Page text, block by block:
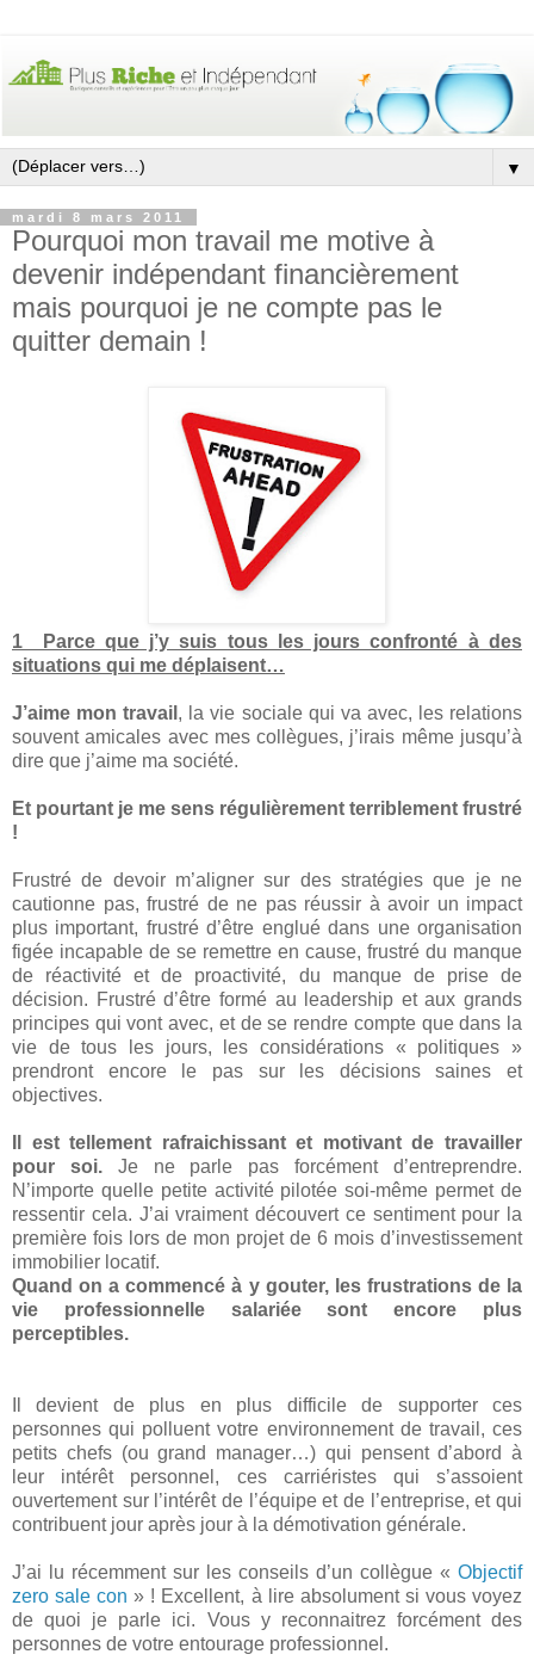
▼
mardi 8 mars 2011
Pourquoi mon travail me motive à
devenir indépendant financièrement
mais pourquoi je ne compte pas le
quitter demain !
1 Parce que j’y suis tous les jours confronté à des
situations qui me déplaisent…
J’aime mon travail , la vie sociale qui va avec, les relations
souvent amicales avec mes collègues, j’irais même jusqu’à
dire que j’aime ma société.
Et pourtant je me sens régulièrement terriblement frustré
!
Frustré de devoir m’aligner sur des stratégies que je ne
cautionne pas, frustré de ne pas réussir à avoir un impact
plus important, frustré d’être englué dans une organisation
figée incapable de se remettre en cause, frustré du manque
de réactivité et de proactivité, du manque de prise de
décision. Frustré d’être formé au leadership et aux grands
principes qui vont avec, et de se rendre compte que dans la
vie de tous les jours, les considérations « politiques »
prendront encore le pas sur les décisions saines et
objectives.
Il est tellement rafraichissant et motivant de travailler
pour soi.Je ne parle pas forcément d’entreprendre.
N’importe quelle petite activité pilotée soi-même permet de
ressentir cela. J’ai vraiment découvert ce sentiment pour la
première fois lors de mon projet de 6 mois d’investissement
immobilier locatif.
Quand on a commencé à y gouter, les frustrations de la
vie professionnelle salariée sont encore plus
perceptibles.
Il devient de plus en plus difficile de supporter ces
personnes qui polluent votre environnement de travail, ces
petits chefs (ou grand manager…) qui pensent d’abord à
leur intérêt personnel, ces carriéristes qui s’assoient
ouvertement sur l’intérêt de l’équipe et de l’entreprise, et qui
contribuent jour après jour à la démotivation générale.
J’ai lu récemment sur les conseils d’un collègue « Objectif
zero sale con » ! Excellent, à lire absolument si vous voyez
de quoi je parle ici. Vous y reconnaitrez forcément des
personnes de votre entourage professionnel.